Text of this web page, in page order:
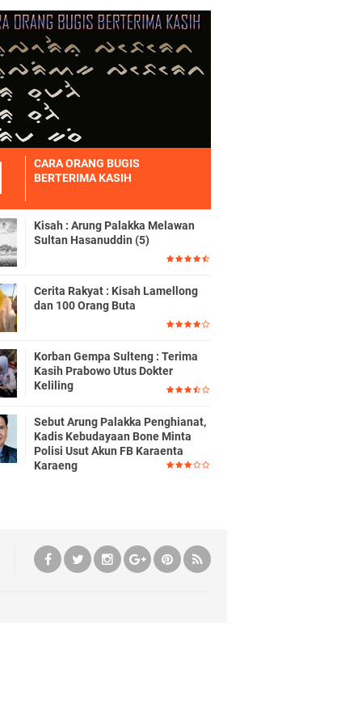
CARA ORANG BUGIS
BERTERIMA KASIH
Kisah : Arung Palakka Melawan
Sultan Hasanuddin (5)
Cerita Rakyat : Kisah Lamellong
dan 100 Orang Buta
Korban Gempa Sulteng : Terima
Kasih Prabowo Utus Dokter
Keliling
Sebut Arung Palakka Penghianat,
Kadis Kebudayaan Bone Minta
Polisi Usut Akun FB Karaenta
Karaeng